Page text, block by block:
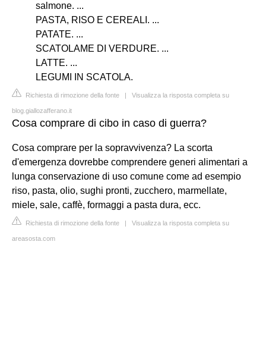
salmone. ...
PASTA, RISO E CEREALI. ...
PATATE. ...
SCATOLAME DI VERDURE. ...
LATTE. ...
LEGUMI IN SCATOLA.
Richiesta di rimozione della fonte | Visualizza la risposta completa su
blog.giallozafferano.it
Cosa comprare di cibo in caso di guerra?
Cosa comprare per la sopravvivenza? La scorta
d'emergenza dovrebbe comprendere generi alimentari a
lunga conservazione di uso comune come ad esempio
riso, pasta, olio, sughi pronti, zucchero, marmellate,
miele, sale, caffè, formaggi a pasta dura, ecc.
Richiesta di rimozione della fonte | Visualizza la risposta completa su
areasosta.com